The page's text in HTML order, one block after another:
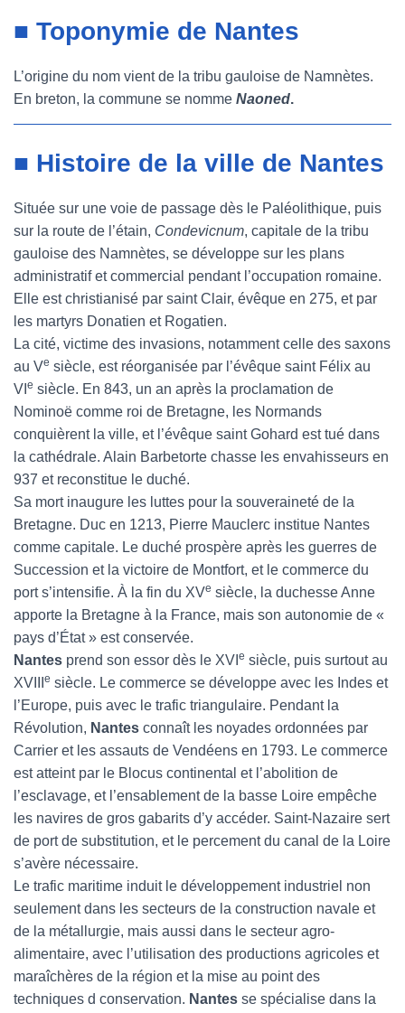
■ Toponymie de Nantes
L’origine du nom vient de la tribu gauloise de Namnètes.
En breton, la commune se nomme Naoned.
■ Histoire de la ville de Nantes
Située sur une voie de passage dès le Paléolithique, puis
sur la route de l’étain, Condevicnum, capitale de la tribu
gauloise des Namnètes, se développe sur les plans
administratif et commercial pendant l’occupation romaine.
Elle est christianisé par saint Clair, évêque en 275, et par
les martyrs Donatien et Rogatien.
La cité, victime des invasions, notamment celle des saxons
au Ve siècle, est réorganisée par l’évêque saint Félix au
VI e siècle. En 843, un an après la proclamation de
Nominoë comme roi de Bretagne, les Normands
conquièrent la ville, et l’évêque saint Gohard est tué dans
la cathédrale. Alain Barbetorte chasse les envahisseurs en
937 et reconstitue le duché.
Sa mort inaugure les luttes pour la souveraineté de la
Bretagne. Duc en 1213, Pierre Mauclerc institue Nantes
comme capitale. Le duché prospère après les guerres de
Succession et la victoire de Montfort, et le commerce du
port s’intensifie. À la fin du XVe siècle, la duchesse Anne
apporte la Bretagne à la France, mais son autonomie de «
pays d’État » est conservée.
Nantes prend son essor dès le XVI e siècle, puis surtout au
XVIII
e siècle. Le commerce se développe avec les Indes et
l’Europe, puis avec le trafic triangulaire. Pendant la
Révolution, Nantes connaît les noyades ordonnées par
Carrier et les assauts de Vendéens en 1793. Le commerce
est atteint par le Blocus continental et l’abolition de
l’esclavage, et l’ensablement de la basse Loire empêche
les navires de gros gabarits d’y accéder. Saint-Nazaire sert
de port de substitution, et le percement du canal de la Loire
s’avère nécessaire.
Le trafic maritime induit le développement industriel non
seulement dans les secteurs de la construction navale et
de la métallurgie, mais aussi dans le secteur agro-
alimentaire, avec l’utilisation des productions agricoles et
maraîchères de la région et la mise au point des
techniques d conservation. Nantes se spécialise dans la